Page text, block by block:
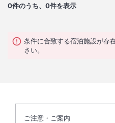
0件のうち、0件を表示
条件に合致する宿泊施設が存
さい。
ご注意・ご案内